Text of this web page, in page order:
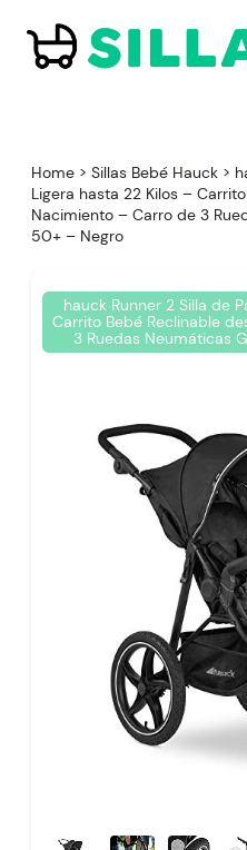
contenido
Home > Sillas Bebé Hauck >
Ligera hasta 22 Kilos –
Nacimiento – Carro de 3
50+ – Negro
hauck Runner 2 Silla de
Carrito Bebé Reclinable
3 Ruedas Neumáticas